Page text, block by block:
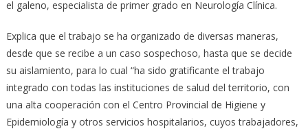
el galeno, especialista de primer grado en Neurología Clínica.
Explica que el trabajo se ha organizado de diversas maneras,
desde que se recibe a un caso sospechoso, hasta que se decide
su aislamiento, para lo cual “ha sido gratificante el trabajo
integrado con todas las instituciones de salud del territorio, con
una alta cooperación con el Centro Provincial de Higiene y
Epidemiología y otros servicios hospitalarios, cuyos trabajadores,